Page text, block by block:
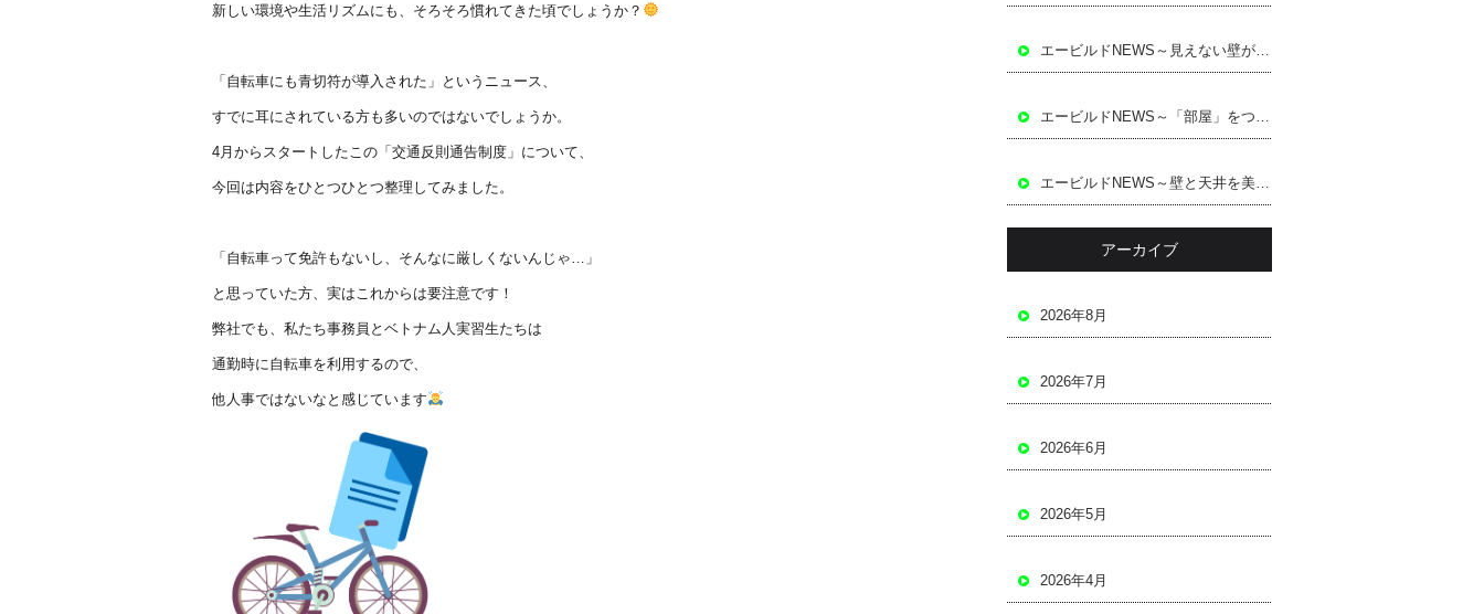
新しい環境や生活リズムにも、そろそろ慣れてきた頃でしょうか？
「自転車にも青切符が導入された」というニュース、
すでに耳にされている方も多いのではないでしょうか。
4月からスタートしたこの「交通反則通告制度」について、
今回は内容をひとつひとつ整理してみました。
「自転車って免許もないし、そんなに厳しくないんじゃ…」
と思っていた方、実はこれからは要注意です！
弊社でも、私たち事務員とベトナム人実習生たちは
通勤時に自転車を利用するので、
他人事ではないなと感じています
エービルドNEWS～見えない壁が「安心」を支える～
エービルドNEWS～「部屋」をつくる～
エービルドNEWS～壁と天井を美しく仕上げる～
アーカイブ
2026年8月
2026年7月
2026年6月
2026年5月
2026年4月